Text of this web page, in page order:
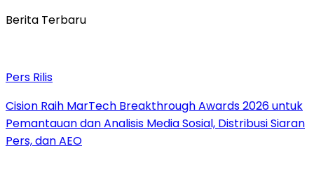
Berita Terbaru
Pers Rilis
Cision Raih MarTech Breakthrough Awards 2026 untuk
Pemantauan dan Analisis Media Sosial, Distribusi Siaran
Pers, dan AEO